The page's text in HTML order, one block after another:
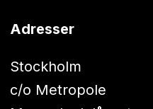
Adresser
Stockholm
c/o Metropole